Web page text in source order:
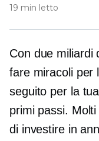
19 min letto
Con due miliardi
fare miracoli per
seguito per la
primi passi.
di investire in